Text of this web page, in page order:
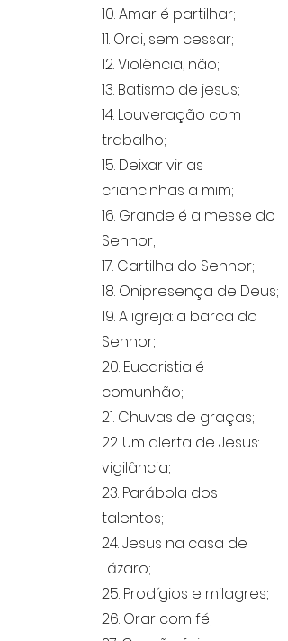
10. Amar é partilhar;
11. Orai, sem cessar;
12. Violência, não;
13. Batismo de jesus;
14. Louveração com
trabalho;
15. Deixar vir as
criancinhas a mim;
16. Grande é a messe do
Senhor;
17. Cartilha do Senhor;
18. Onipresença de Deus;
19. A igreja: a barca do
Senhor;
20. Eucaristia é
comunhão;
21. Chuvas de graças;
22. Um alerta de Jesus:
vigilância;
23. Parábola dos
talentos;
24. Jesus na casa de
Lázaro;
25. Prodígios e milagres;
26. Orar com fé;